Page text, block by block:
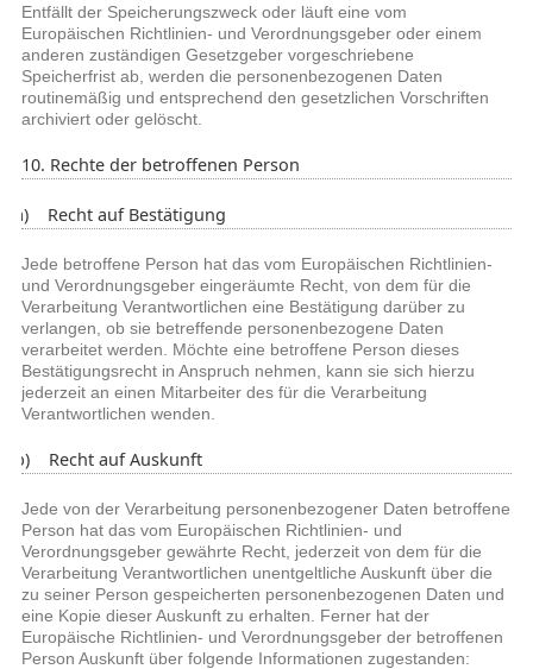
Entfällt der Speicherungszweck oder läuft eine vom
Europäischen Richtlinien- und Verordnungsgeber oder einem
anderen zuständigen Gesetzgeber vorgeschriebene
Speicherfrist ab, werden die personenbezogenen Daten
routinemäßig und entsprechend den gesetzlichen Vorschriften
archiviert oder gelöscht.
10. Rechte der betroffenen Person
a) Recht auf Bestätigung
Jede betroffene Person hat das vom Europäischen Richtlinien-
und Verordnungsgeber eingeräumte Recht, von dem für die
Verarbeitung Verantwortlichen eine Bestätigung darüber zu
verlangen, ob sie betreffende personenbezogene Daten
verarbeitet werden. Möchte eine betroffene Person dieses
Bestätigungsrecht in Anspruch nehmen, kann sie sich hierzu
jederzeit an einen Mitarbeiter des für die Verarbeitung
Verantwortlichen wenden.
b) Recht auf Auskunft
Jede von der Verarbeitung personenbezogener Daten betroffene
Person hat das vom Europäischen Richtlinien- und
Verordnungsgeber gewährte Recht, jederzeit von dem für die
Verarbeitung Verantwortlichen unentgeltliche Auskunft über die
zu seiner Person gespeicherten personenbezogenen Daten und
eine Kopie dieser Auskunft zu erhalten. Ferner hat der
Europäische Richtlinien- und Verordnungsgeber der betroffenen
Person Auskunft über folgende Informationen zugestanden: